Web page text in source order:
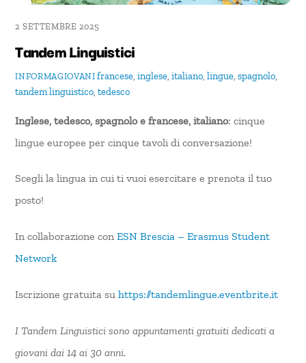
2 SETTEMBRE 2025
Tandem Linguistici
INFORMAGIOVANI francese,inglese,italiano,lingue,spagnolo,
tandem linguistico,tedesco
Inglese, tedesco, spagnolo e francese, italiano: cinque
lingue europee per cinque tavoli di conversazione!
Scegli la lingua in cui ti vuoi esercitare e prenota il tuo
posto!
In collaborazione conESN Brescia – Erasmus Student
Network
Iscrizione gratuita su https://tandemlingue.eventbrite.it
I Tandem Linguistici sono appuntamenti gratuiti dedicati a
giovani dai 14 ai 30 anni.